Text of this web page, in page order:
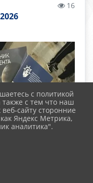
16
с политикой
с тем что наш
сайту сторонние
Яндекс Метрика,
аналитика".